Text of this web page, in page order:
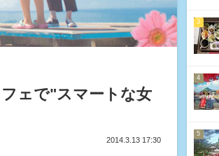
ェで"スマートな女
2014.3.13 17:30
3
4
5